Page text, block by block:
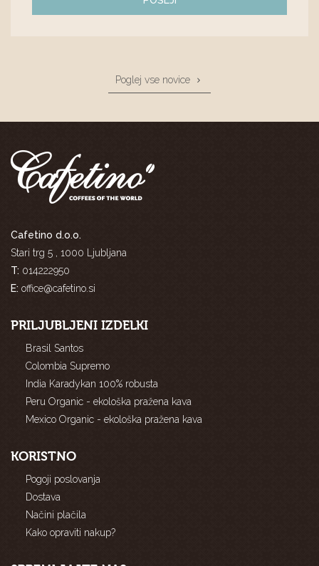
Poglej vse novice
Cafetino d.o.o.
Stari trg 5 , 1000 Ljubljana
T: 014222950
E: office@cafetino.si
PRILJUBLJENI IZDELKI
Brasil Santos
Colombia Supremo
India Karadykan 100% robusta
Peru Organic - ekološka pražena kava
Mexico Organic - ekološka pražena kava
KORISTNO
Pogoji poslovanja
Dostava
Načini plačila
Kako opraviti nakup?